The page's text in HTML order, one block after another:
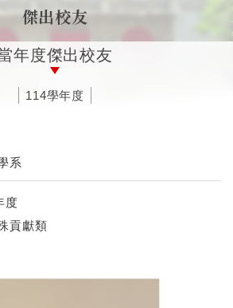
傑出校友
年度傑出校友
114學年度
系
度
貢獻類